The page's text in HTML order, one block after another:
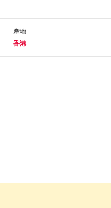
產地
香港